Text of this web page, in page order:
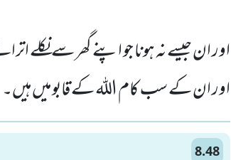
اور ان جیسے نہ ہونا جو اپنے گھر سے نکلے
اور ان کے سب کام اللہ کے قابو میں ہیں۔
8.48